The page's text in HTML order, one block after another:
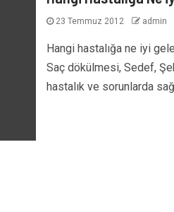
23 Temmuz 2012 admin
Hangi hastalığa ne iyi
Saç dökülmesi, Sedef,
hastalık ve sorunlarda